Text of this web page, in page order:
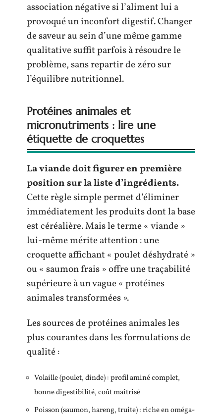
association négative si l’aliment lui a
provoqué un inconfort digestif. Changer
de saveur au sein d’une même gamme
qualitative suffit parfois à résoudre le
problème, sans repartir de zéro sur
l’équilibre nutritionnel.
Protéines animales et
micronutriments : lire une
étiquette de croquettes
La viande doit figurer en première
position sur la liste d’ingrédients.
Cette règle simple permet d’éliminer
immédiatement les produits dont la base
est céréalière. Mais le terme « viande »
lui-même mérite attention : une
croquette affichant « poulet déshydraté »
ou « saumon frais » offre une traçabilité
supérieure à un vague « protéines
animales transformées ».
Les sources de protéines animales les
plus courantes dans les formulations de
qualité :
Volaille (poulet, dinde) : profil aminé complet,
bonne digestibilité, coût maîtrisé
Poisson (saumon, hareng, truite) : riche en oméga-